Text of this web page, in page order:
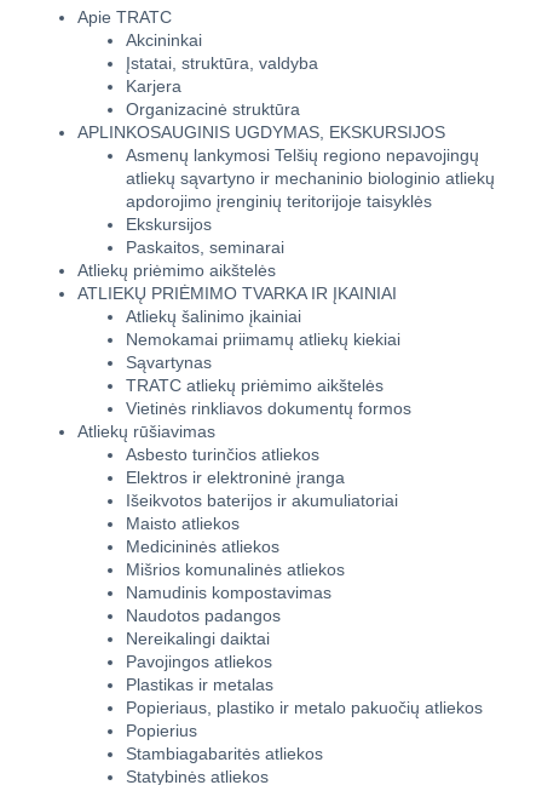
Apie TRATC
Akcininkai
Įstatai, struktūra, valdyba
Karjera
Organizacinė struktūra
APLINKOSAUGINIS UGDYMAS, EKSKURSIJOS
Asmenų lankymosi Telšių regiono nepavojingų
atliekų sąvartyno ir mechaninio biologinio atliekų
apdorojimo įrenginių teritorijoje taisyklės
Ekskursijos
Paskaitos, seminarai
Atliekų priėmimo aikštelės
ATLIEKŲ PRIĖMIMO TVARKA IR ĮKAINIAI
Atliekų šalinimo įkainiai
Nemokamai priimamų atliekų kiekiai
Sąvartynas
TRATC atliekų priėmimo aikštelės
Vietinės rinkliavos dokumentų formos
Atliekų rūšiavimas
Asbesto turinčios atliekos
Elektros ir elektroninė įranga
Išeikvotos baterijos ir akumuliatoriai
Maisto atliekos
Medicininės atliekos
Mišrios komunalinės atliekos
Namudinis kompostavimas
Naudotos padangos
Nereikalingi daiktai
Pavojingos atliekos
Plastikas ir metalas
Popieriaus, plastiko ir metalo pakuočių atliekos
Popierius
Stambiagabaritės atliekos
Statybinės atliekos